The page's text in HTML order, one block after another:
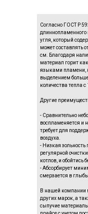
Согласно ГОСТ Р
длиннопламенного
угля, который
может составлять
см. Благодаря
материал горит
языками пламени,
выделением
количества тепла с
Другие
- Сравнительно
воспламеняется и
требует для
воздуха.
- Низкая зольность
регулярной
котлов, и обойтись
- Абсорбирует
смерзается в
В нашей компании
других марок, а
сыпучие